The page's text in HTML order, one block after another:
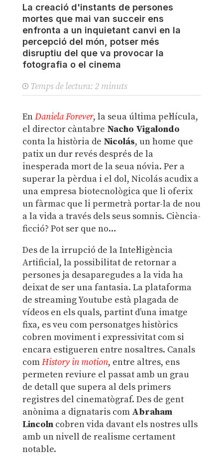
La creació d'instants de persones
mortes que mai van succeir ens
enfronta a un inquietant canvi en la
percepció del món, potser més
disruptiu del que va provocar la
fotografia o el cinema
Temps de lectura: 2 minuts
EnDaniela Forever, la seua última pel·lícula,
el director càntabre Nacho Vigalondo
conta la història de Nicolás, un home que
patix un dur revés després de la
inesperada mort de la seua nóvia. Per a
superar la pèrdua i el dol, Nicolás acudix a
una empresa biotecnològica que li oferix
un fàrmac que li permetrà portar-la de nou
a la vida a través dels seus somnis. Ciència-
ficció? Pot ser que no…
Des de la irrupció de la Intel·ligència
Artificial, la possibilitat de retornar a
persones ja desaparegudes a la vida ha
deixat de ser una fantasia. La plataforma
de streaming Youtube està plagada de
vídeos en els quals, partint d’una imatge
fixa, es veu com personatges històrics
cobren moviment i expressivitat com si
encara estigueren entre nosaltres. Canals
comHistory in motion, entre altres, ens
permeten reviure el passat amb un grau
de detall que supera al dels primers
registres del cinematògraf. Des de gent
anònima a dignataris com Abraham
Lincolncobren vida davant els nostres ulls
amb un nivell de realisme certament
notable.